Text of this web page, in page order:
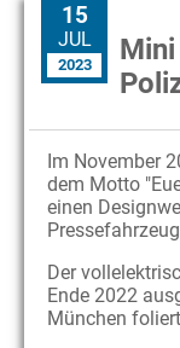
15
JUL
2023
Im November
dem Motto
einen
Der
Ende 2022
München